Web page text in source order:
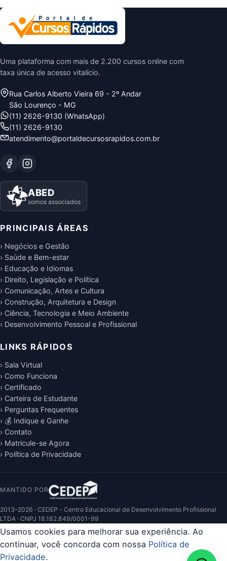
Uma plataforma com mais de 2.200 cursos online com
taxa única de acesso vitalício.
Rua Carlos Alberto Vieira 69 - 2º Andar
São Lourenço - MG
(11) 2626-9130 (WhatsApp)
(11) 2626-9130
atendimento@portaldecursosrapidos.com.br
ABED
somos associados
PRINCIPAIS ÁREAS
› Negócios e Gestão
› Saúde e Bem-estar
› Educação e Idiomas
› Direito, Legislação e Política
› Comunicação, Artes e Cultura
› Construção, Arquitetura e Design
› Ciência, Tecnologia e Meio Ambiente
› Desenvolvimento Pessoal e Profissional
LINKS RÁPIDOS
› Sala Virtual
› Como Funciona
› Certificado
› Carteira de Estudante
› Perguntas Frequentes
› 💰 Indique e Ganhe
› Contato
› Matricule-se Agora
› Política de Privacidade
MANTIDO POR
2013–2026 · CEDEP - Centro Educacional de Desenvolvimento Profissional
LTDA · CNPJ 18.182.849/0001-99
Usamos cookies para melhorar sua experiência. Ao
continuar, você concorda com nossa Política de
Privacidade.